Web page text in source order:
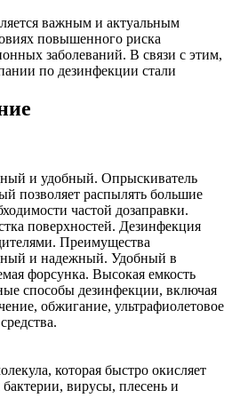
важным и актуальным
повышенного риска
заболеваний. В связи с этим,
по дезинфекции стали
и удобный. Опрыскиватель
позволяет распылять большие
частой дозаправки.
поверхностей. Дезинфекция
Преимущества
и надежный. Удобный в
форсунка. Высокая емкость
способы дезинфекции, включая
обжигание, ультрафиолетовое
которая быстро окисляет
вирусы, плесень и